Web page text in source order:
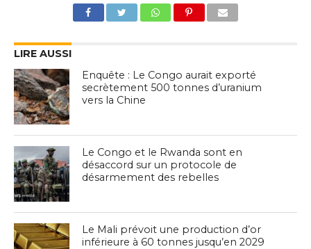
LIRE AUSSI
Enquête : Le Congo aurait exporté
secrètement 500 tonnes d’uranium
vers la Chine
Le Congo et le Rwanda sont en
désaccord sur un protocole de
désarmement des rebelles
Le Mali prévoit une production d’or
inférieure à 60 tonnes jusqu’en 2029